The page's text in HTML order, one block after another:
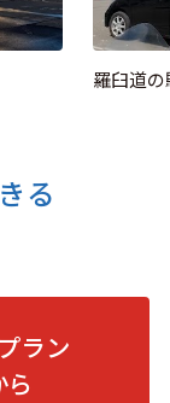
羅臼道
る
ラン
ら